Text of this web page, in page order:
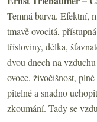
Temná barva. Efektní,
tmavě ovocitá,
třísloviny, délka,
dvou dnech na
ovoce, živočišnost,
pitelné a snadno
zkoumání. Tady se